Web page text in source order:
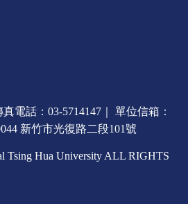
電話：03-5714147｜ 單位信箱：
新竹市光復路二段101號
Tsing Hua University ALL RIGHTS